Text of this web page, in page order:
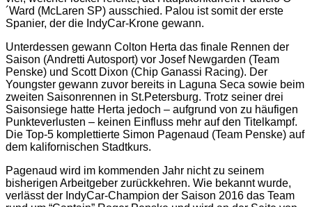
´Ward (McLaren SP) ausschied. Palou ist somit der erste
Spanier, der die IndyCar-Krone gewann.
Unterdessen gewann Colton Herta das finale Rennen der
Saison (Andretti Autosport) vor Josef Newgarden (Team
Penske) und Scott Dixon (Chip Ganassi Racing). Der
Youngster gewann zuvor bereits in Laguna Seca sowie beim
zweiten Saisonrennen in St.Petersburg. Trotz seiner drei
Saisonsiege hatte Herta jedoch – aufgrund von zu häufigen
Punkteverlusten – keinen Einfluss mehr auf den Titelkampf.
Die Top-5 komplettierte Simon Pagenaud (Team Penske) auf
dem kalifornischen Stadtkurs.
Pagenaud wird im kommenden Jahr nicht zu seinem
bisherigen Arbeitgeber zurückkehren. Wie bekannt wurde,
verlässt der IndyCar-Champion der Saison 2016 das Team